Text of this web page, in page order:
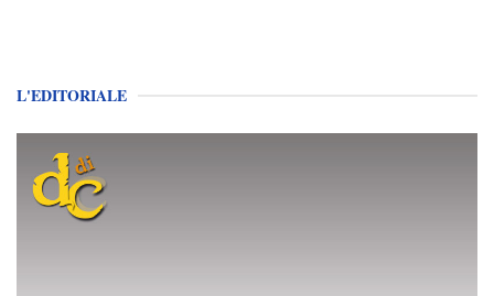
L'EDITORIALE